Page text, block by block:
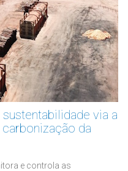
via a
da
e controla as